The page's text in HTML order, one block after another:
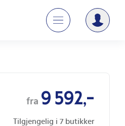
fra 9 592,-
Tilgjengelig i 7 butikker